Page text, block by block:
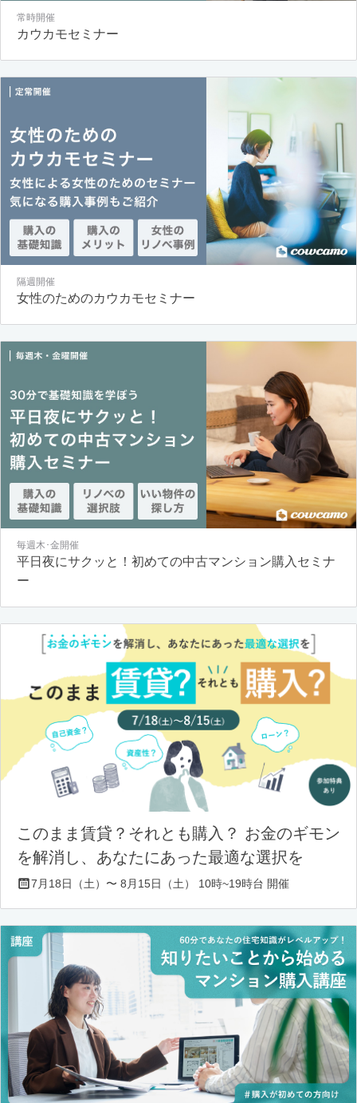
常時開催
カウカモセミナー
隔週開催
女性のためのカウカモセミナー
毎週木･金開催
平日夜にサクッと！初めての中古マンション購入セミナ
ー
このまま賃貸？それとも購入？ お金のギモン
を解消し、あなたにあった最適な選択を
7月18日（土）〜 8月15日（土） 10時~19時台 開催